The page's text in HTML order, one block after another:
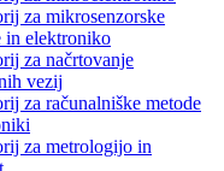
za mikrosenzorske
in elektroniko
za načrtovanje
vezij
za računalniške metode
za metrologijo in